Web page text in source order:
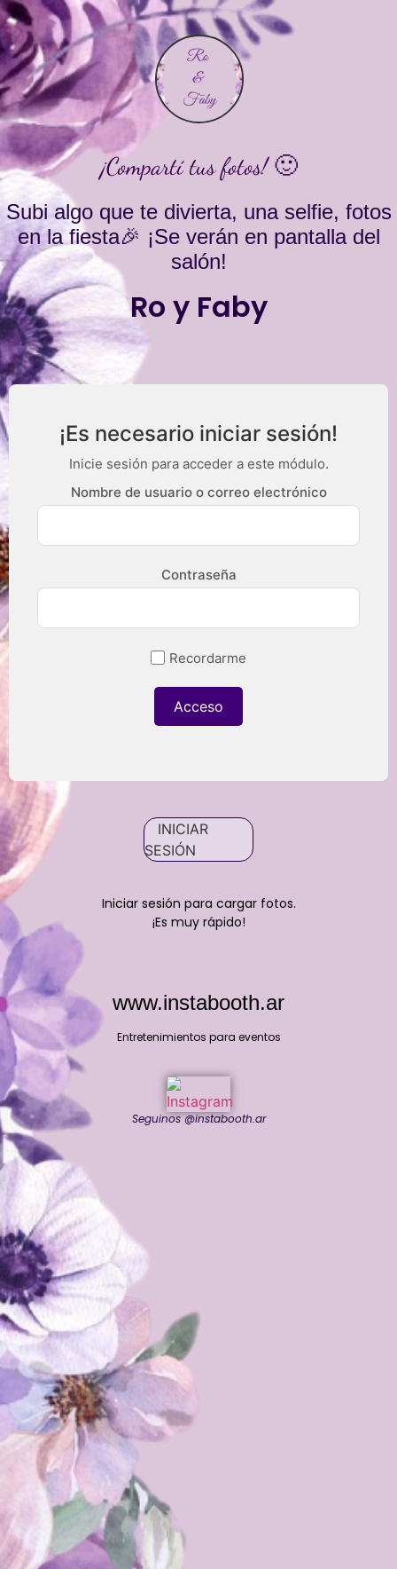
¡Compartí tus fotos! 🙂
Subi algo que te divierta, una selfie, fotos
en la fiesta🎉 ¡Se verán en pantalla del
salón!
Ro y Faby
¡Es necesario iniciar sesión!
Inicie sesión para acceder a este módulo.
Nombre de usuario o correo electrónico
Contraseña
Recordarme
INICIAR
SESIÓN
Iniciar sesión para cargar fotos.
¡Es muy rápido!
www.instabooth.ar
Entretenimientos para eventos
Seguinos @instabooth.ar